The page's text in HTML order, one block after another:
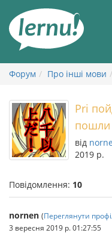
змісту
Форум Про інші мови
Pri
пошли
від
2019 р.
Повідомлення: 10
nornen (Переглянути
3 вересня 2019 р. 01:27:55